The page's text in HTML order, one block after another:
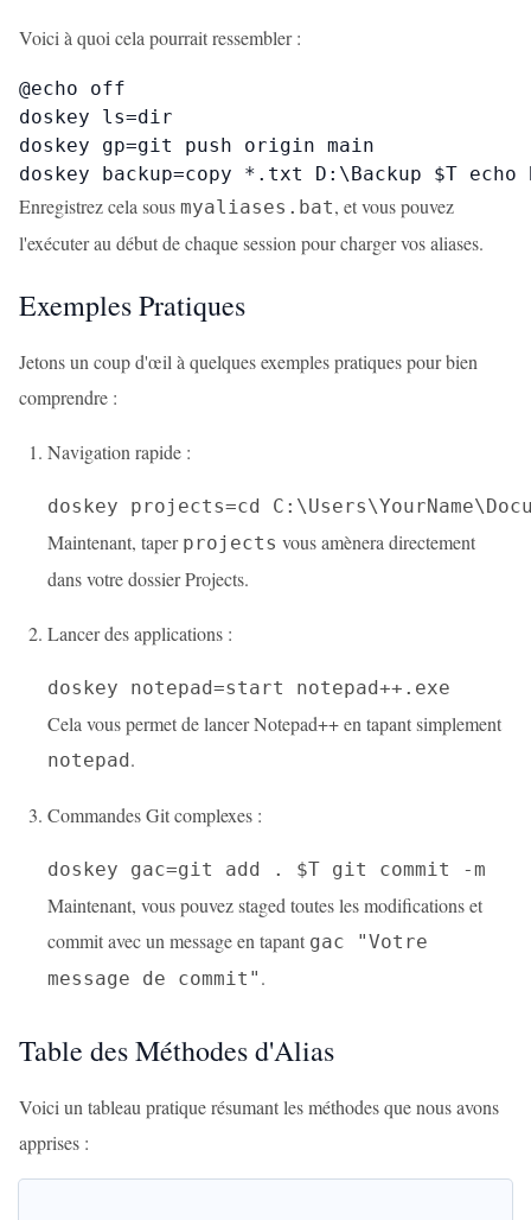
Voici à quoi cela pourrait ressembler :
@echo off
doskey ls=dir
doskey gp=git push origin main
doskey backup=copy *.txt D:\Backup $T echo
Enregistrez cela sous myaliases.bat, et vous pouvez
l'exécuter au début de chaque session pour charger vos aliases.
Exemples Pratiques
Jetons un coup d'œil à quelques exemples pratiques pour bien
comprendre :
Navigation rapide :
doskey projects=cd
Maintenant, taper projects vous amènera directement
dans votre dossier Projects.
Lancer des applications :
doskey notepad=start notepad++.exe
Cela vous permet de lancer Notepad++ en tapant simplement
notepad.
Commandes Git complexes :
doskey gac=git add . $T git commit -m
Maintenant, vous pouvez staged toutes les modifications et
commit avec un message en tapant gac "Votre
message de commit" .
Table des Méthodes d'Alias
Voici un tableau pratique résumant les méthodes que nous avons
apprises :